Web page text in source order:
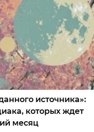
источника»:
которых ждет
месяц